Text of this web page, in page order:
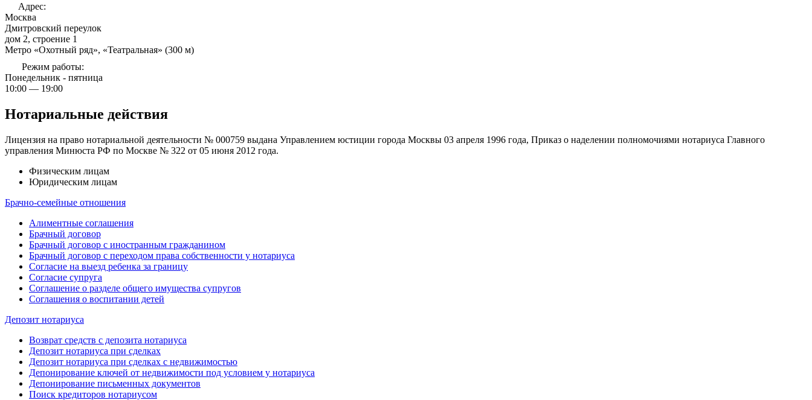
Адрес:
Москва
Дмитровский переулок
дом 2, строение 1
Метро «Охотный ряд», «Театральная» (300 м)
Режим работы:
Понедельник - пятница
10:00 — 19:00
Нотариальные действия
Лицензия на право нотариальной деятельности № 000759 выдана Управлением юстиции города Москвы 03 апреля 1996 года, Приказ о наделении полномочиями нотариуса Главного
управления Минюста РФ по Москве № 322 от 05 июня 2012 года.
Физическим лицам
Юридическим лицам
Брачно-семейные отношения
Алиментные соглашения
Брачный договор
Брачный договор с иностранным гражданином
Брачный договор с переходом права собственности у нотариуса
Согласие на выезд ребенка за границу
Согласие супруга
Соглашение о разделе общего имущества супругов
Соглашения о воспитании детей
Депозит нотариуса
Возврат средств с депозита нотариуса
Депозит нотариуса при сделках
Депозит нотариуса при сделках с недвижимостью
Депонирование ключей от недвижимости под условием у нотариуса
Депонирование письменных документов
Поиск кредиторов нотариусом